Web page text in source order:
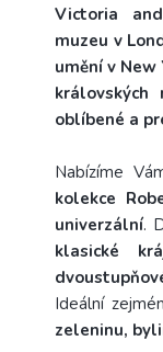
Victoria
muzeu v
umění v New
oblíbené a
Nabízíme
kolekce
univerzální.
klasické
Ideální
zeleninu,